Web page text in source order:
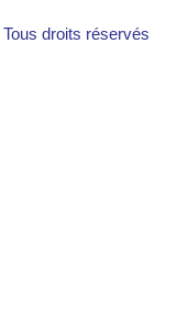
droits réservés